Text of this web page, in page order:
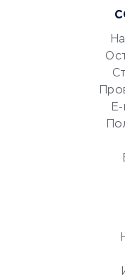
Маркетинг и
Репетиторство
Красота и
Сервисы по
Сетевой
УСЛУГИ ДЛЯ